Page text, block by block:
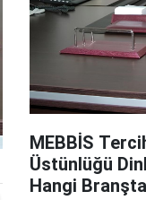
MEBBİS
Üstünlüğü
Hangi